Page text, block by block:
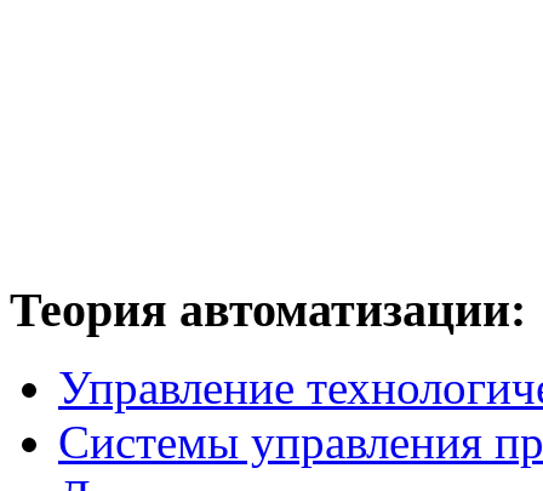
Теория автоматизации:
Управление
Системы управления